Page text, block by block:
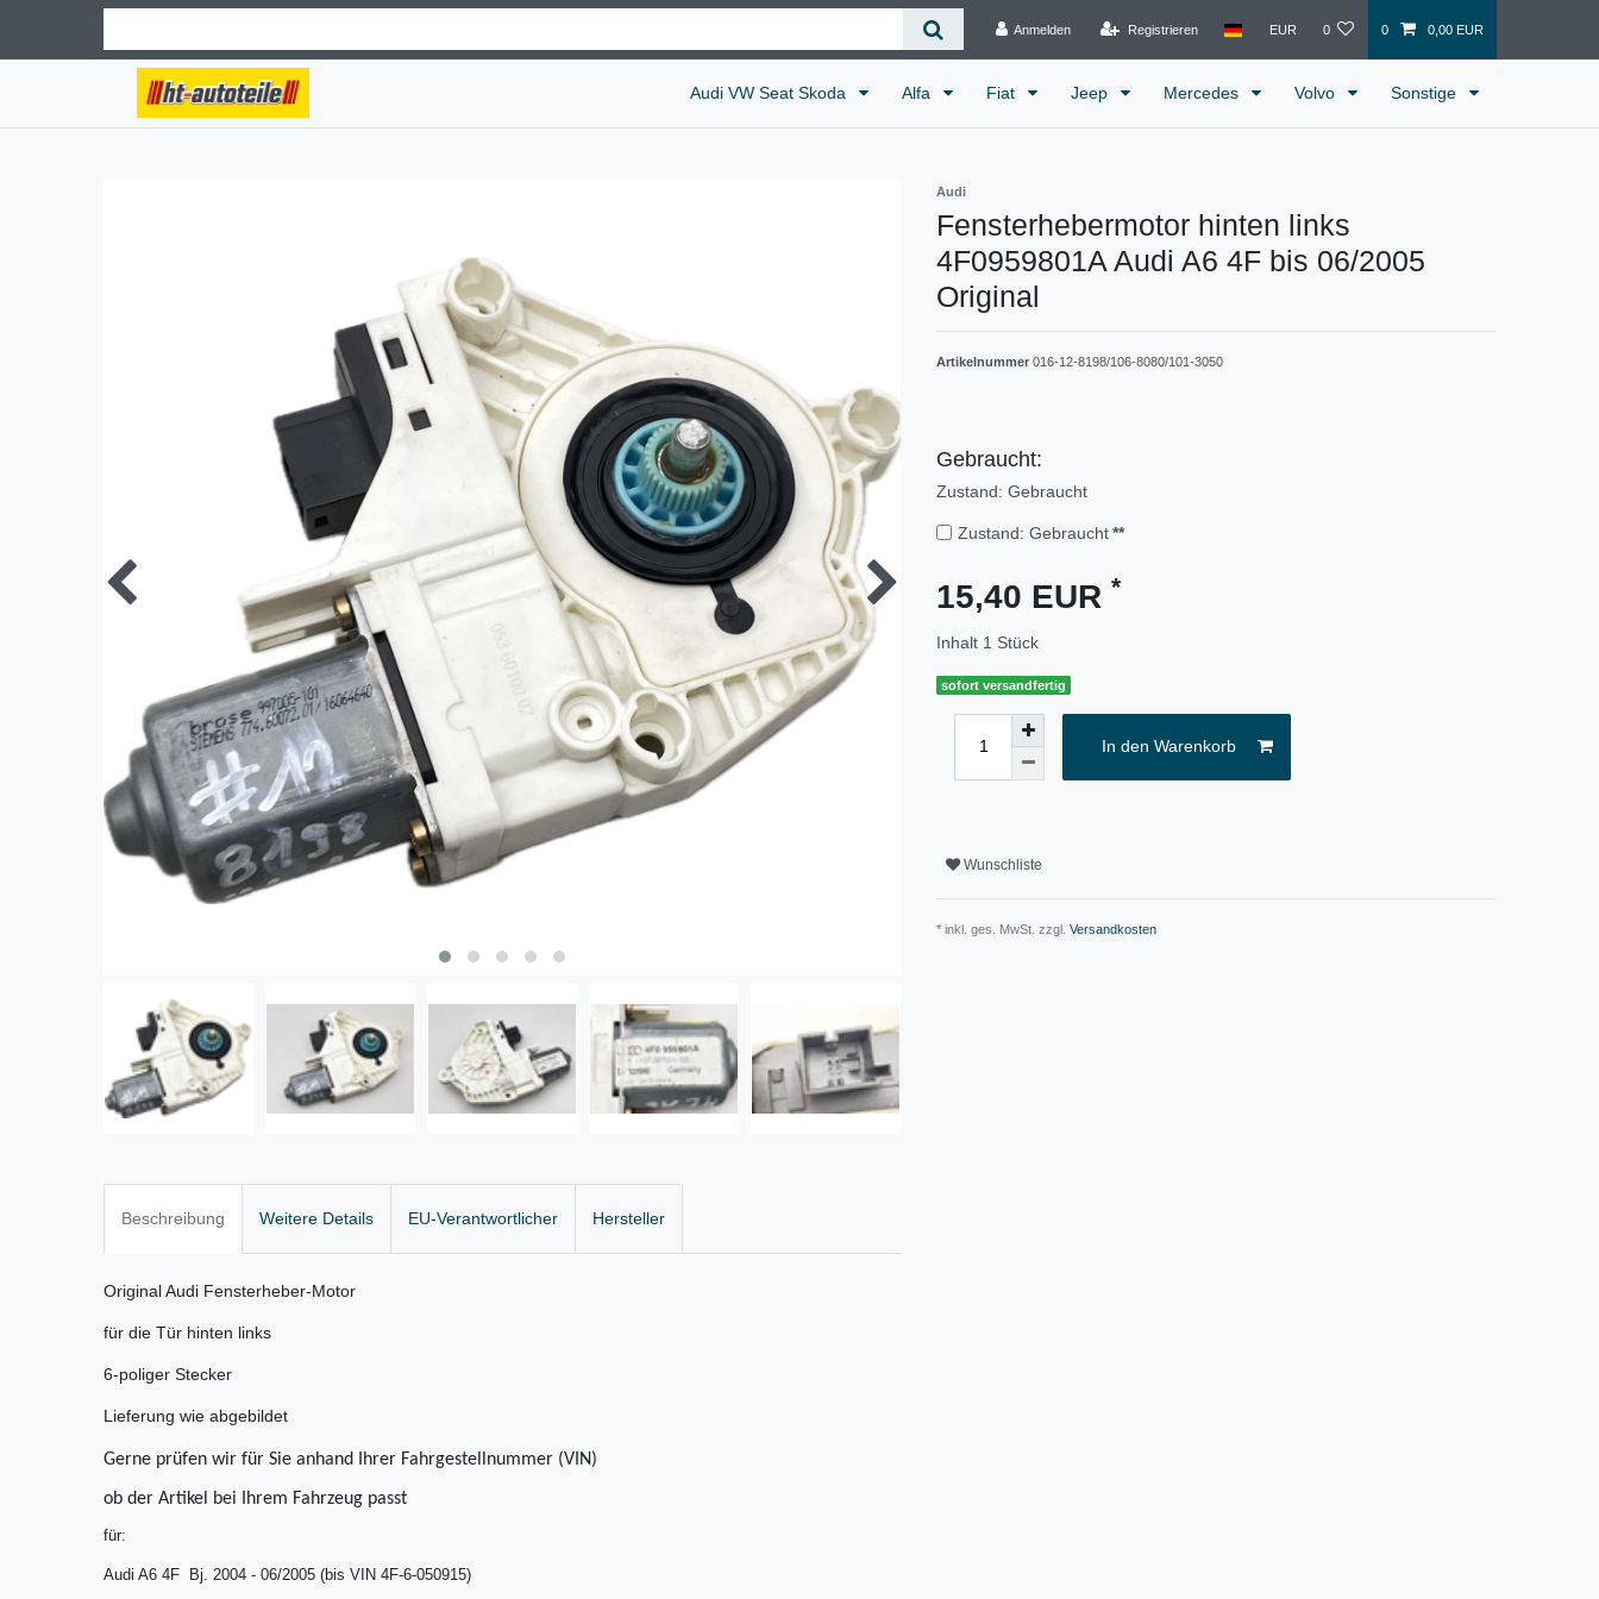
Anmelden Registrieren EUR 0 0 0,00 EUR
Audi VW Seat Skoda Alfa Fiat Jeep Mercedes Volvo Sonstige
Audi
Fensterhebermotor hinten links
4F0959801A Audi A6 4F bis 06/2005
Original
Artikelnummer 016-12-8198/106-8080/101-3050
Gebraucht:
Zustand: Gebraucht
Zustand: Gebraucht **
15,40 EUR *
Inhalt 1 Stück
sofort versandfertig
In den Warenkorb
Wunschliste
* inkl. ges. MwSt. zzgl. Versandkosten
Beschreibung Weitere Details EU-Verantwortlicher Hersteller
Original Audi Fensterheber-Motor
für die Tür hinten links
6-poliger Stecker
Lieferung wie abgebildet
Gerne prüfen wir für Sie anhand Ihrer Fahrgestellnummer (VIN)
ob der Artikel bei Ihrem Fahrzeug passt
für:
Audi A6 4F Bj. 2004 - 06/2005 (bis VIN 4F-6-050915)